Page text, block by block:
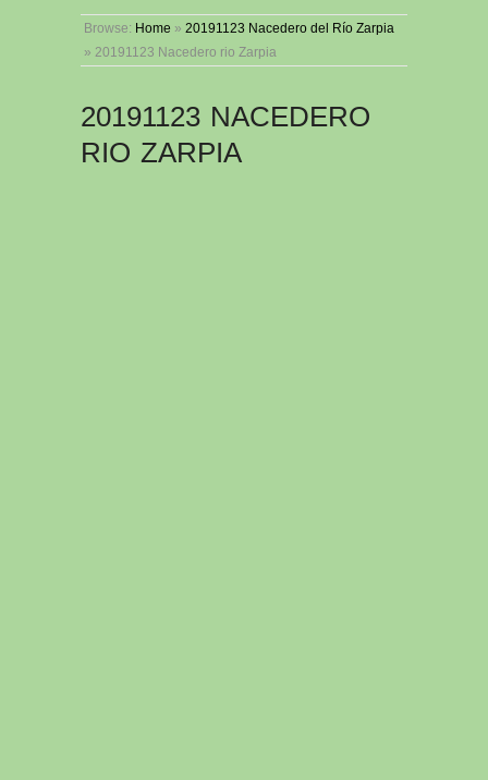
Browse: Home » 20191123 Nacedero del Río Zarpia
» 20191123 Nacedero rio Zarpia
20191123 NACEDERO
RIO ZARPIA